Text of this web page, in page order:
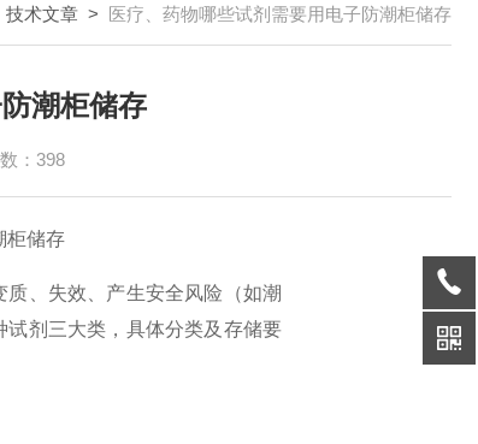
技术文章 > 医疗、药物哪些试剂需要用电子防潮柜储存
潮柜储存
：398
、失效、产生安全风险（如潮
剂三大类，具体分类及存储要